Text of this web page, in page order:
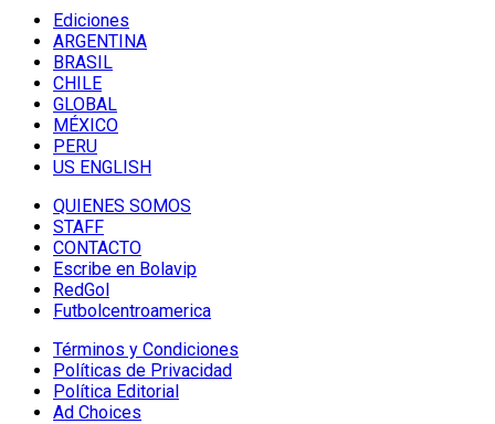
Ediciones
ARGENTINA
BRASIL
CHILE
GLOBAL
MÉXICO
PERU
US ENGLISH
QUIENES SOMOS
STAFF
CONTACTO
Escribe en Bolavip
RedGol
Futbolcentroamerica
Términos y Condiciones
Políticas de Privacidad
Política Editorial
Ad Choices